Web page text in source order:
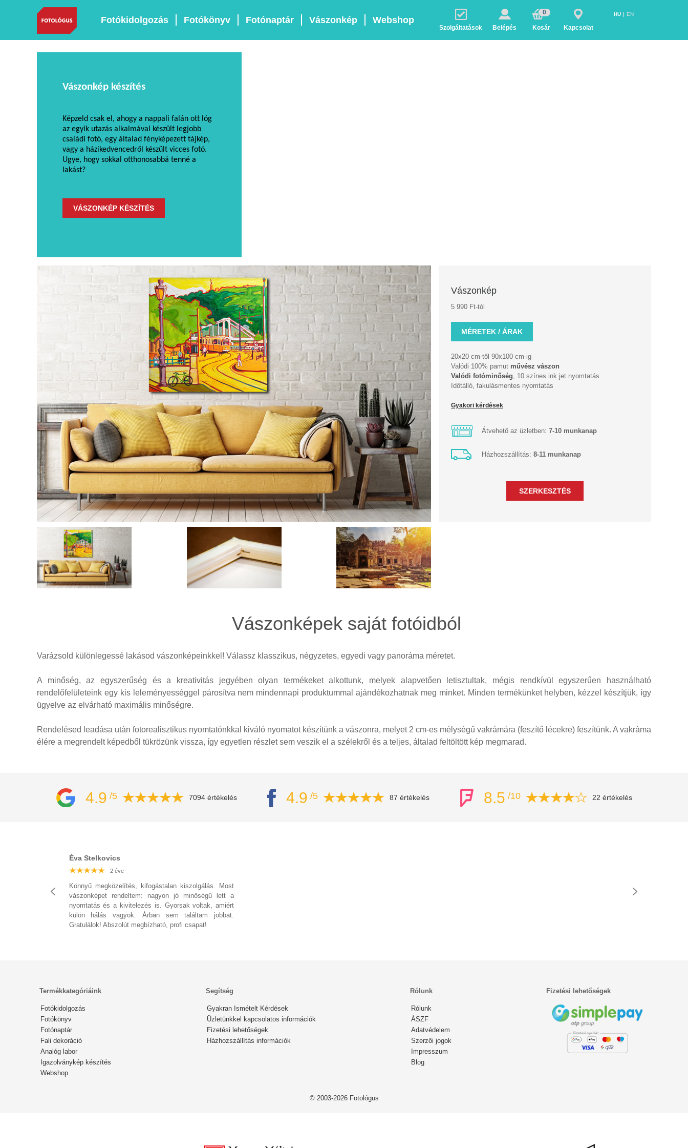
Fotókidolgozás Fotókönyv Fotónaptár Vászonkép Webshop
Szolgáltatások Belépés
0
Kosár Kapcsolat
HU EN
Vászonkép készítés
Képzeld csak el, ahogy a nappali falán ott lóg
az egyik utazás alkalmával készült legjobb
családi fotó, egy általad fényképezett tájkép,
vagy a házikedvencedről készült vicces fotó.
Ugye, hogy sokkal otthonosabbá tenné a
lakást?
VÁSZONKÉP KÉSZÍTÉS
Vászonkép
5 990 Ft-tól
MÉRETEK / ÁRAK
20x20 cm-től 90x100 cm-ig
Valódi 100% pamut művész vászon
Valódi fotóminőség, 10 színes ink jet nyomtatás
Időtálló, fakulásmentes nyomtatás
Gyakori kérdések
Átvehető az üzletben: 7-10 munkanap
Házhozszállítás: 8-11 munkanap
Vászonképek saját fotóidból
Varázsold különlegessé lakásod vászonképeinkkel! Válassz klasszikus, négyzetes, egyedi vagy panoráma méretet.
A minőség, az egyszerűség és a kreativitás jegyében olyan termékeket alkottunk, melyek alapvetően letisztultak, mégis rendkívül egyszerűen használható
rendelőfelületeink egy kis leleményességgel párosítva nem mindennapi produktummal ajándékozhatnak meg minket. Minden termékünket helyben, kézzel készítjük, így
ügyelve az elvárható maximális minőségre.
Rendelésed leadása után fotorealisztikus nyomtatónkkal kiváló nyomatot készítünk a vászonra, melyet 2 cm-es mélységű vakrámára (feszítő lécekre) feszítünk. A vakráma
élére a megrendelt képedből tükrözünk vissza, így egyetlen részlet sem veszik el a szélekről és a teljes, általad feltöltött kép megmarad.
4.9 /5 7094 értékelés 4.9 /5 87 értékelés 8.5 /10 22 értékelés
Éva Stelkovics
2 éve
Könnyű megközelítés, kifogástalan kiszolgálás. Most
vászonképet rendeltem: nagyon jó minőségű lett a
nyomtatás és a kivitelezés is. Gyorsak voltak, amiért
külön hálás vagyok. Árban sem találtam jobbat.
Gratulálok! Abszolút megbízható, profi csapat!
Termékkategóriáink
Fotókidolgozás
Fotókönyv
Fotónaptár
Fali dekoráció
Analóg labor
Igazolványkép készítés
Webshop
Segítség
Gyakran Ismételt Kérdések
Üzletünkkel kapcsolatos információk
Fizetési lehetőségek
Házhozszállítás információk
Rólunk
Rólunk
ÁSZF
Adatvédelem
Szerzői jogok
Impresszum
Blog
Fizetési lehetőségek
© 2003-2026 Fotológus